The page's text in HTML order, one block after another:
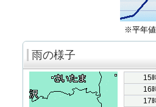
※平年値
雨の様子
15
16
17